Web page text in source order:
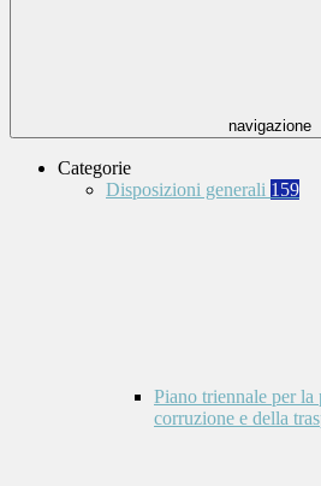
navigazione
Categorie
Disposizioni generali 159
Piano triennale per la
corruzione e della